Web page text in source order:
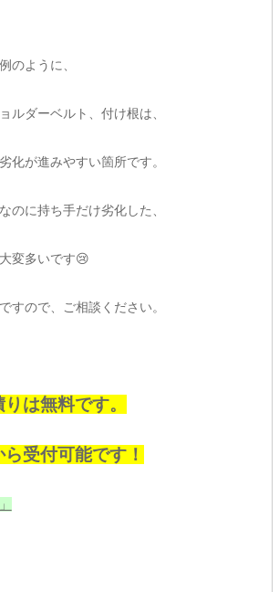
のように、
ルダーベルト、付け根は、
化が進みやすい箇所です。
のに持ち手だけ劣化した、
変多いです😢
すので、ご相談ください。
は無料です。
受付可能です！